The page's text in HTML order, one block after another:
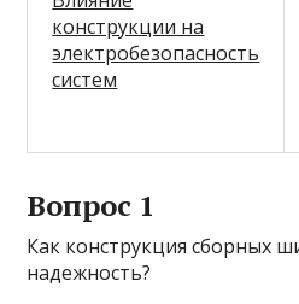
конструкции на
электробезопасность
систем
Вопрос 1
Как конструкция сборных
надежность?